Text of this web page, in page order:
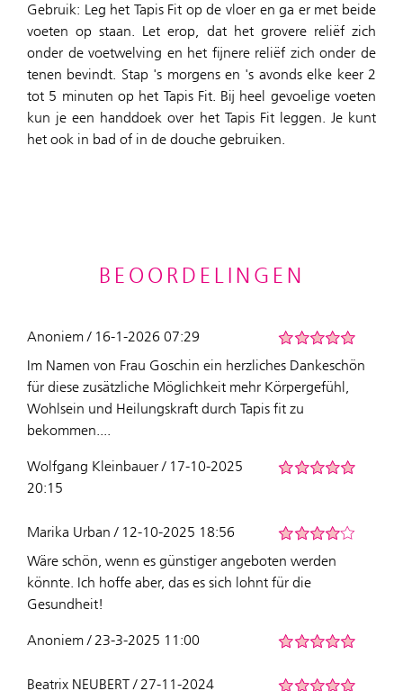
Gebruik: Leg het Tapis Fit op de vloer en ga er met beide
voeten op staan. Let erop, dat het grovere reliëf zich
onder de voetwelving en het fijnere reliëf zich onder de
tenen bevindt. Stap 's morgens en 's avonds elke keer 2
tot 5 minuten op het Tapis Fit. Bij heel gevoelige voeten
kun je een handdoek over het Tapis Fit leggen. Je kunt
het ook in bad of in de douche gebruiken.
BEOORDELINGEN
Anoniem / 16-1-2026 07:29
Im Namen von Frau Goschin ein herzliches Dankeschön
für diese zusätzliche Möglichkeit mehr Körpergefühl,
Wohlsein und Heilungskraft durch Tapis fit zu
bekommen....
Wolfgang Kleinbauer / 17-10-2025
20:15
Marika Urban / 12-10-2025 18:56
Wäre schön, wenn es günstiger angeboten werden
könnte. Ich hoffe aber, das es sich lohnt für die
Gesundheit!
Anoniem / 23-3-2025 11:00
Beatrix NEUBERT / 27-11-2024